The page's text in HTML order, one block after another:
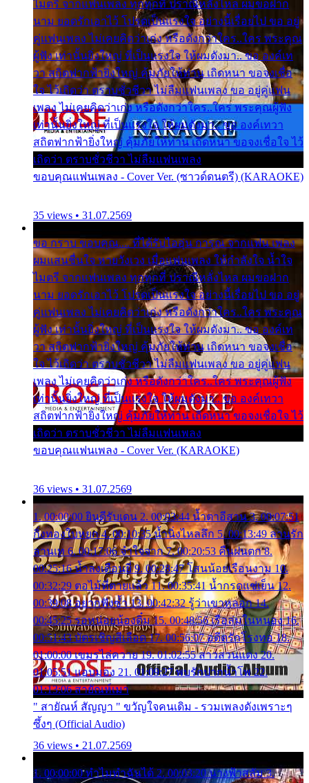
ไมตรี จากแฟนเพลง ทุกทุกที่ ปราณีหลั่งไหล ผมขอฝาก
นาม ยอดรักเอาไว้ โปรดเป็นแรงใจ อย่างนี้เรื่อยไป ขอ อยู่
คู่แฟนเพลง ไม่เคยคิดว่าเก่ง หรือดังกว่าใคร..ใคร พระคุณ
ผู้ฟัง เท่านั้นยิ่งใหญ่ ที่เป็นแรงใจ ให้ผมดังมา.. ขอ องค์เท
วา สถิตฟากฟ้ายิ่งใหญ่ คุ้มภัยให้ท่าน เถิดหนา ขอจงเชื่อ
ใจ ไว้เถิดว่า ตราบชั่วชีวา ไม่ลืมแฟนเพลง ขอ อยู่คู่แฟน
เพลง ไม่เคยคิดว่าเก่ง หรือดังกว่าใคร..ใคร พระคุณผู้ฟัง
เท่านั้นยิ่งใหญ่ ที่เป็นแรงใจ ให้ผมดังมา.. ขอ องค์เทวา
สถิตฟากฟ้ายิ่งใหญ่ คุ้มภัยให้ท่าน เถิดหนา ขอจงเชื่อใจ ไว้
เถิดว่า ตราบชั่วชีวา ไม่ลืมแฟนเพลง
ขอบคุณแฟนเพลง - Cover Ver. (ซาวด์ดนตรี) (KARAOKE)
35 views • 31.07.2569
ขอ กราบ ขอบคุณ.... ที่ได้รับไออุ่น การุณ จากแฟน เพลง
ผมแสนชื่นใจ หายวังเวง เมื่อแฟนเพลง ให้กำลังใจ น้ำใจ
ไมตรี จากแฟนเพลง ทุกทุกที่ ปราณีหลั่งไหล ผมขอฝาก
นาม ยอดรักเอาไว้ โปรดเป็นแรงใจ อย่างนี้เรื่อยไป ขอ อยู่
คู่แฟนเพลง ไม่เคยคิดว่าเก่ง หรือดังกว่าใคร..ใคร พระคุณ
ผู้ฟัง เท่านั้นยิ่งใหญ่ ที่เป็นแรงใจ ให้ผมดังมา.. ขอ องค์เท
วา สถิตฟากฟ้ายิ่งใหญ่ คุ้มภัยให้ท่าน เถิดหนา ขอจงเชื่อ
ใจ ไว้เถิดว่า ตราบชั่วชีวา ไม่ลืมแฟนเพลง ขอ อยู่คู่แฟน
เพลง ไม่เคยคิดว่าเก่ง หรือดังกว่าใคร..ใคร พระคุณผู้ฟัง
เท่านั้นยิ่งใหญ่ ที่เป็นแรงใจ ให้ผมดังมา.. ขอ องค์เทวา
สถิตฟากฟ้ายิ่งใหญ่ คุ้มภัยให้ท่าน เถิดหนา ขอจงเชื่อใจ ไว้
เถิดว่า ตราบชั่วชีวา ไม่ลืมแฟนเพลง
ขอบคุณแฟนเพลง - Cover Ver. (KARAOKE)
36 views • 31.07.2569
1. 00:00:00 ยินดีรับเดน 2. 00:03:44 น้ำตาอีสาน 3. 00:07:51
กิ่งทองใบหยก 4. 00:10:35 น้ำนิ่งไหลลึก 5. 00:13:49 ลานรัก
ลานเท 6. 00:17:06 จำใจจาก 7. 00:20:53 คืนฝนตก 8.
00:25:16 น้ำลงเดือนยี่ 9. 00:28:47 โสนน้อยเรือนงาม 10.
00:32:29 ตอไม้ที่ตายแล้ว 11. 00:35:41 น้ำกรดแช่เย็น 12.
00:39:08 อยากฟังซ้ำ 13. 00:42:32 รู้ว่าเขาหลอก 14.
00:45:25 รอหน่อยน้องติ๋ม 15. 00:48:56 เรือล่มในหนอง 16.
00:51:43 บัตรเชิญสีเลือด 17. 00:56:07 อดีตรักโรงทอ 18.
01:00:00 เขมรไล่ควาย 19. 01:02:55 สาวสวนแตง 20.
01:05:51 แอบมอง 21. 01:09:27 พบรักปากน้ำโพ 22.
01:13:06 สายัณห์เมา
" สายัณห์ สัญญา " ขวัญใจคนเดิม - รวมเพลงดังเพราะๆ
ซึ้งๆ (Official Audio)
36 views • 21.07.2569
1. 00:00:00 ทำไมทำฉันได้ 2. 00:03:20 นางฟ้าสลัม 3.